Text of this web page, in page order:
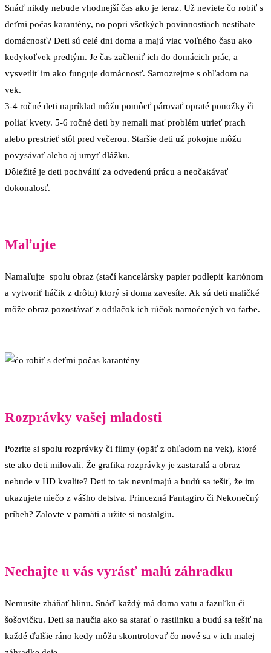
Snáď nikdy nebude vhodnejší čas ako je teraz. Už neviete čo robiť s
deťmi počas karantény, no popri všetkých povinnostiach nestíhate
domácnosť? Deti sú celé dni doma a majú viac voľného času ako
kedykoľvek predtým. Je čas začleniť ich do domácich prác, a
vysvetliť im ako funguje domácnosť. Samozrejme s ohľadom na
vek.
3-4 ročné deti napríklad môžu pomôcť párovať opraté ponožky či
poliať kvety. 5-6 ročné deti by nemali mať problém utrieť prach
alebo prestrieť stôl pred večerou. Staršie deti už pokojne môžu
povysávať alebo aj umyť dlážku.
Dôležité je deti pochváliť za odvedenú prácu a neočakávať
dokonalosť.
Maľujte
Namaľujte spolu obraz (stačí kancelársky papier podlepiť kartónom
a vytvoriť háčik z drôtu) ktorý si doma zavesíte. Ak sú deti maličké
môže obraz pozostávať z odtlačok ich rúčok namočených vo farbe.
Rozprávky vašej mladosti
Pozrite si spolu rozprávky či filmy (opäť z ohľadom na vek), ktoré
ste ako deti milovali. Že grafika rozprávky je zastaralá a obraz
nebude v HD kvalite? Deti to tak nevnímajú a budú sa tešiť, že im
ukazujete niečo z vášho detstva. Princezná Fantagiro či Nekonečný
príbeh? Zalovte v pamäti a užite si nostalgiu.
Nechajte u vás vyrásť malú záhradku
Nemusíte zháňať hlinu. Snáď každý má doma vatu a fazuľku či
šošovičku. Deti sa naučia ako sa starať o rastlinku a budú sa tešiť na
každé ďalšie ráno kedy môžu skontrolovať čo nové sa v ich malej